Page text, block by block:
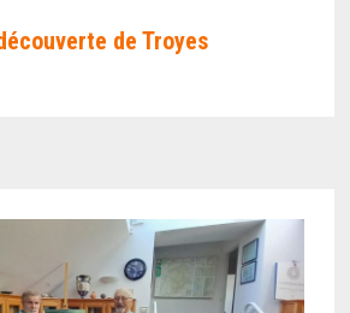
de Troyes